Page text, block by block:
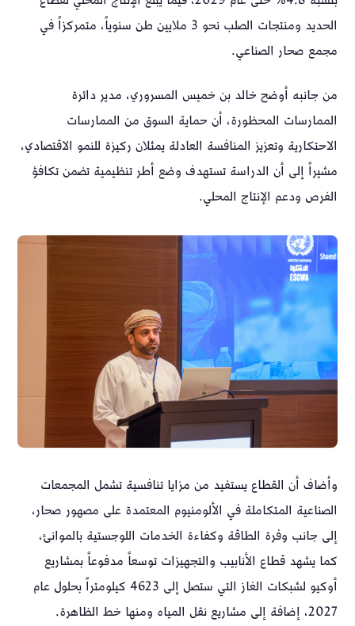
الحديد ومنتجات الصلب نحو 3 ملايين طن سنوياً، متمركزاً في
مجمع صحار الصناعي.
من جانبه أوضح خالد بن خميس المسروري، مدير دائرة
الممارسات المحظورة، أن حماية السوق من الممارسات
الاحتكارية وتعزيز المنافسة العادلة يمثلان ركيزة للنمو الاقتصادي،
مشيراً إلى أن الدراسة تستهدف وضع أطر تنظيمية تضمن تكافؤ
الفرص ودعم الإنتاج المحلي.
وأضاف أن القطاع يستفيد من مزايا تنافسية تشمل المجمعات
الصناعية المتكاملة في الألومنيوم المعتمدة على مصهور صحار،
إلى جانب وفرة الطاقة وكفاءة الخدمات اللوجستية بالموانئ،
كما يشهد قطاع الأنابيب والتجهيزات توسعاً مدفوعاً بمشاريع
أوكيو لشبكات الغاز التي ستصل إلى 4623 كيلومتراً بحلول عام
2027، إضافة إلى مشاريع نقل المياه ومنها خط الظاهرة.